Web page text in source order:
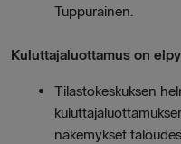
Tuppurainen.
Kuluttajaluottamus on
Tilastokeskuksen
näkemykset